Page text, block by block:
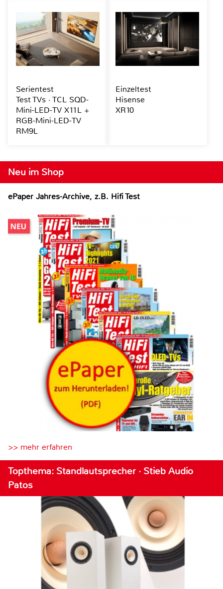
Neu im Shop
ePaper Jahres-Archive, z.B. Hifi Test
>> mehr erfahren
Topthema: Standlautsprecher · Stieb Audio
Patos
Serientest
Test TVs · TCL SQD-
Mini-LED-TV X11L +
RGB-Mini-LED-TV
RM9L
Einzeltest
Hisense
XR10